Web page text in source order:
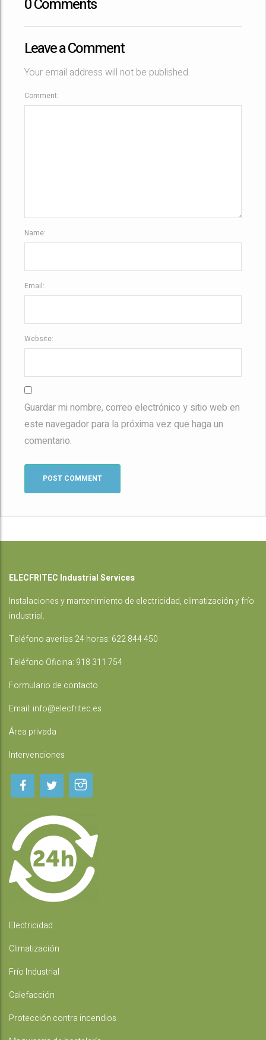
0 Comments
Leave a Comment
Your email address will not be published.
Comment:
Name:
Email:
Website:
Guardar mi nombre, correo electrónico y sitio web en
este navegador para la próxima vez que haga un
comentario.
ELECFRITEC Industrial Services
Instalacionesy mantenimiento de electricidad, climatización y frío
industrial.
Teléfono averías 24 horas: 622 844 450
Teléfono Oficina: 918 311 754
Formulario de contacto
Email: info@elecfritec.es
Área privada
Intervenciones
Electricidad
Climatización
Frío Industrial
Calefacción
Protección contra incendios